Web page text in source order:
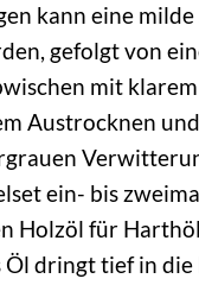
kann eine milde
gefolgt von
mit klarem
Austrocknen
ein- bis
Holzöl für
Öl dringt tief in